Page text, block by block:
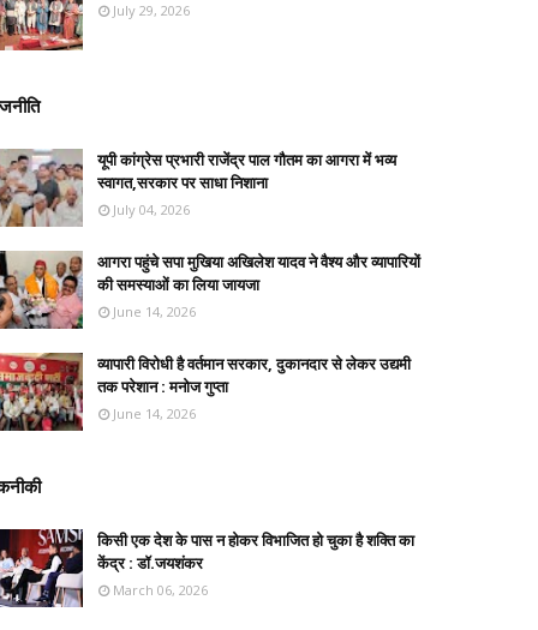
July 29, 2026
यूपी कांग्रेस प्रभारी राजेंद्र पाल गौतम का आगरा में भव्य
स्वागत,सरकार पर साधा निशाना
July 04, 2026
आगरा पहुंचे सपा मुखिया अखिलेश यादव ने वैश्य और व्यापारियों
की समस्याओं का लिया जायजा
June 14, 2026
व्यापारी विरोधी है वर्तमान सरकार, दुकानदार से लेकर उद्यमी
तक परेशान : मनोज गुप्ता
June 14, 2026
किसी एक देश के पास न होकर विभाजित हो चुका है शक्ति का
केंद्र : डॉ.जयशंकर
March 06, 2026